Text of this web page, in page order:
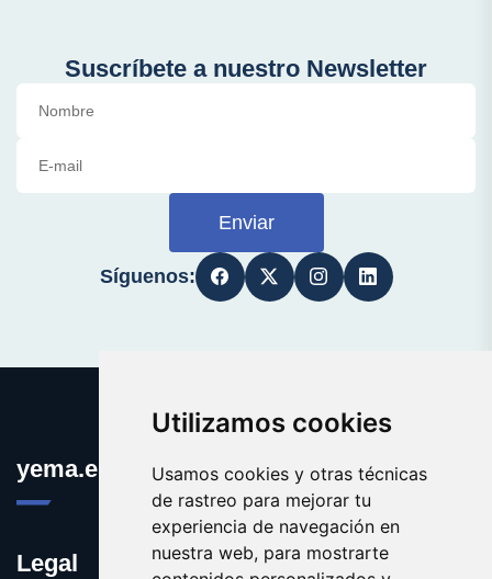
Utilizamos cookies
Usamos cookies y otras técnicas
de rastreo para mejorar tu
experiencia de navegación en
nuestra web, para mostrarte
Suscríbete a nuestro Newsletter
Enviar
Síguenos:
yema.es
Legal